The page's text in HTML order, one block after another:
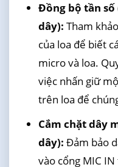
Đồng bộ tần
dây): Tham
của loa để biết
micro và loa.
việc nhấn giữ
trên loa để
Cắm chặt dây
dây): Đảm bảo
vào cổng MIC